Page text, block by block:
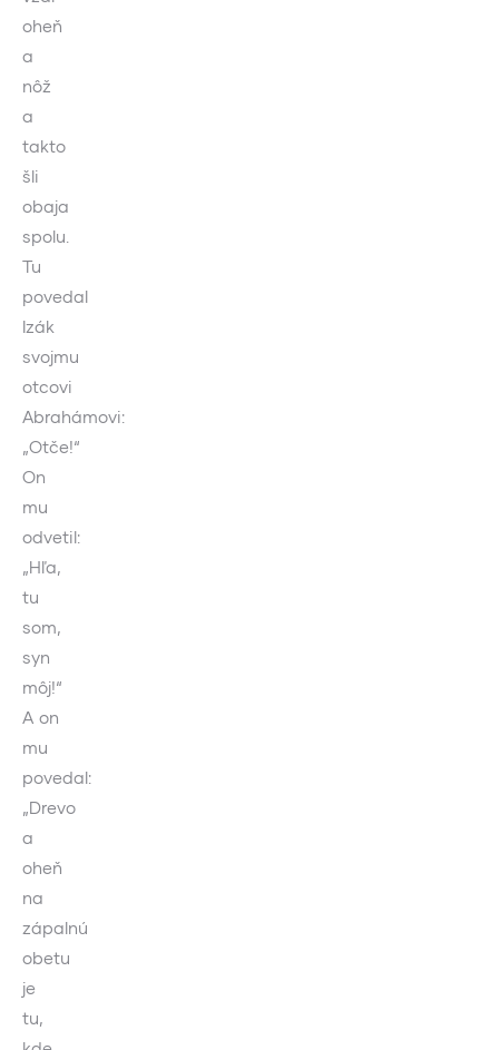
oheň
a
nôž
a
takto
šli
obaja
spolu.
Tu
povedal
Izák
svojmu
otcovi
Abrahámovi:
„Otče!“
On
mu
odvetil:
„Hľa,
tu
som,
syn
môj!“
A on
mu
povedal:
„Drevo
a
oheň
na
zápalnú
obetu
je
tu,